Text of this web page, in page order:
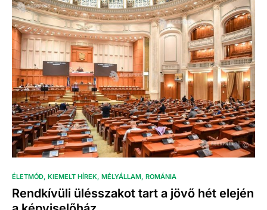
ÉLETMÓD KIEMELT HÍREK MÉLYÁLLAM ROMÁNIA
Rendkívüli ülésszakot tart a jövő hét elején